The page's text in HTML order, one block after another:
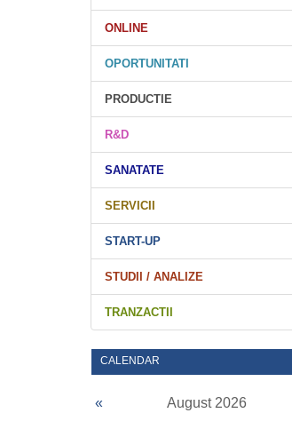
ONLINE
OPORTUNITATI
PRODUCTIE
R&D
SANATATE
SERVICII
START-UP
STUDII / ANALIZE
TRANZACTII
CALENDAR
« August 2026